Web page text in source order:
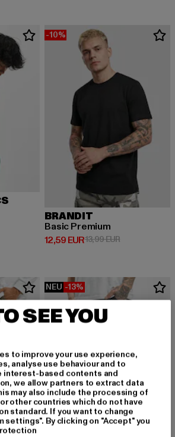
EUR 19,99 EUR
-10%
BRANDIT
Basic Premium
12,59 EUR
Derzeitiger Preis: 12,59 EUR
13,99 EURAktionspreis:
NEU -13%
SEE YOU
to improve your use experience,
analyse use behaviour and to
interest-based contents and
we allow partners to extract data
may also include the processing of
other countries which do not have
standard. If you want to change
settings". By clicking on "Accept" you